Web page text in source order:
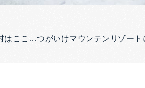
はここ…つがいけマウンテンリゾート